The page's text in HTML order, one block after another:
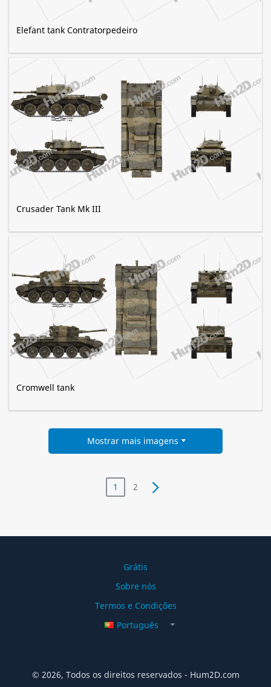
Elefant tank Contratorpedeiro
Crusader Tank Mk III
Cromwell tank
Mostrar mais imagens
1 2
Grátis
Sobre nós
Termos e Condições
Português
© 2026, Todos os direitos reservados - Hum2D.com